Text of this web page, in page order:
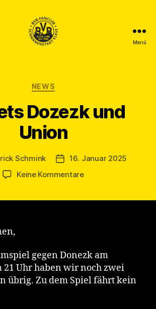
Kleve
Menü
Kategorien
NEWS
Dozezk und
Union
Schmink Veröffentlichungsdatum
16. Januar 2025
Keine Kommentarezu
gegen Donezk am
21 Uhr haben wir noch zwei
übrig. Zu dem Spiel fährt kein